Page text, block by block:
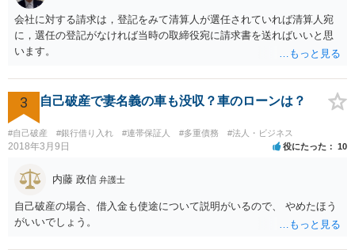
会社に対する請求は，登記をみて清算人が選任されていれば清算人宛
に，選任の登記がなければ当時の取締役宛に請求書を送ればいいと思
います。
3 自己破産で妻名義の車も没収？車のローンは？
#自己破産 #銀行借り入れ #連帯保証人 #多重債務 #法人・ビジネス
2018年3月9日 役にたった 10
内藤 政信 弁護士
自己破産の場合、借入金も使途について説明がいるので、 やめたほう
がいいでしょう。